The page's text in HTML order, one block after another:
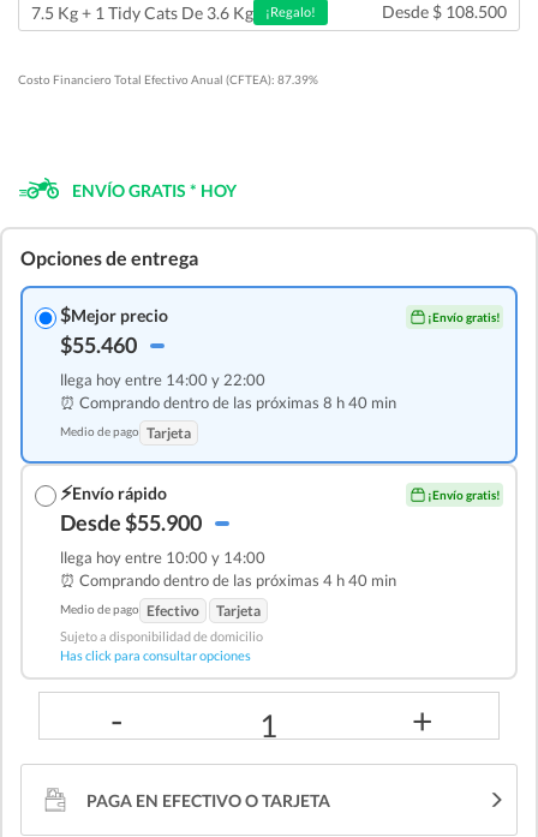
7.5 Kg + 1 Tidy Cats De 3.6 Kg ¡Regalo! Desde $ 108.500
Costo Financiero Total Efectivo Anual (CFTEA): 87.39%
ENVÍO GRATIS * HOY
Opciones de entrega
$Mejor precio ¡Envío gratis!
$55.460
llega hoy entre 14:00 y 22:00
⏰ Comprando dentro de las próximas 8 h 40 min
Medio de pago Tarjeta
⚡Envío rápido ¡Envío gratis!
Desde $55.900
llega hoy entre 10:00 y 14:00
⏰ Comprando dentro de las próximas 4 h 40 min
Medio de pago Efectivo Tarjeta
Sujeto a disponibilidad de domicilio
Has click para consultar opciones
- 1 +
PAGA EN EFECTIVO O TARJETA